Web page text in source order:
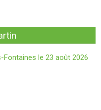
Fontaines le 23 août 2026